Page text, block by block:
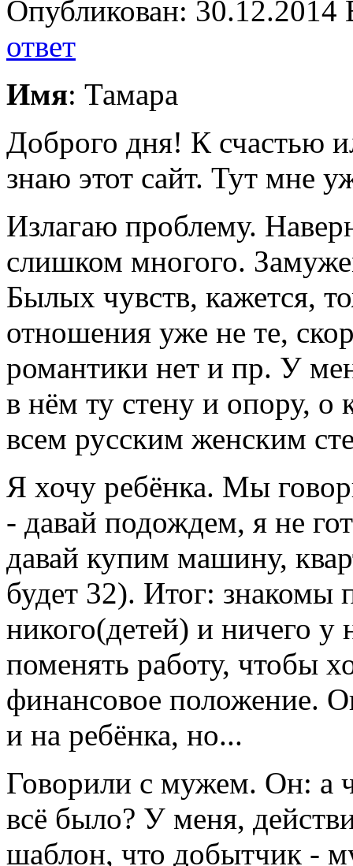
Опубликован:
ответ
Имя: Тамара
Доброго дня! К счастью
знаю этот сайт. Тут мне
Излагаю проблему.
слишком многого.
Былых чувств, кажется,
отношения уже не те,
романтики нет и пр. У
в нём ту стену и опору, о
всем русским женским
Я хочу ребёнка. Мы
- давай подождем, я не
давай купим машину,
будет 32). Итог: знакомы
никого(детей) и ничего у
поменять работу, чтобы
финансовое положение.
и на ребёнка, но...
Говорили с мужем. Он: а
всё было? У меня,
шаблон, что добытчик -